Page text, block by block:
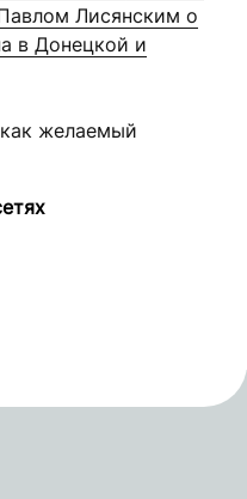
Лисянским о
в Донецкой и
желаемый